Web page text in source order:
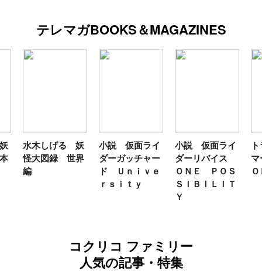
テレマガBOOKS＆MAGAZINES
水木しげる 妖
怪大図録 世界
編
小説 仮面ライ
ダーガッチャー
ド Ｕｎｉｖｅ
ｒｓｉｔｙ
小説 仮面ライ
ダーリバイス
ＯＮＥ ＰＯＳ
ＳＩＢＩＬＩＴ
Ｙ
コクリコ ファミリー
人気の記事・特集